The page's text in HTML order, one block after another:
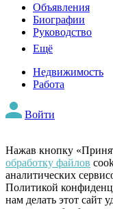
Объявления
Биографии
Руководство
Ещё
Недвижимость
Работа
Войти
Нажав кнопку
обработку файлов
аналитических
Политикой
нам делать этот сайт